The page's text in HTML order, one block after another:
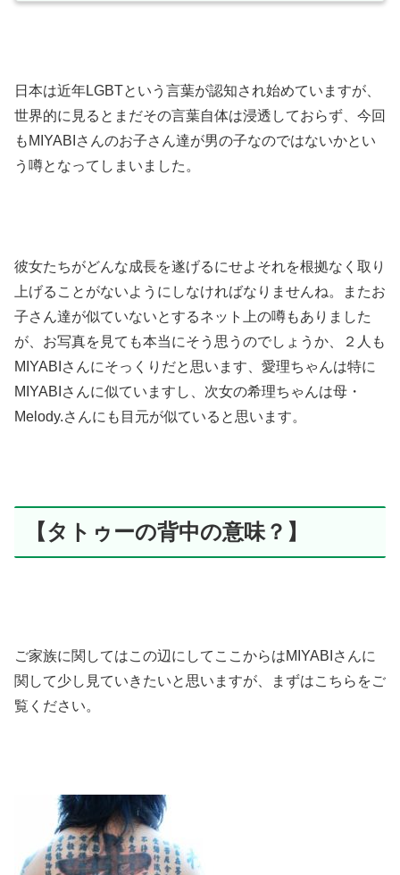
日本は近年LGBTという言葉が認知され始めていますが、
世界的に見るとまだその言葉自体は浸透しておらず、今回
もMIYABIさんのお子さん達が男の子なのではないかとい
う噂となってしまいました。
彼女たちがどんな成長を遂げるにせよそれを根拠なく取り
上げることがないようにしなければなりませんね。またお
子さん達が似ていないとするネット上の噂もありました
が、お写真を見ても本当にそう思うのでしょうか、２人も
MIYABIさんにそっくりだと思います、愛理ちゃんは特に
MIYABIさんに似ていますし、次女の希理ちゃんは母・
Melody.さんにも目元が似ていると思います。
【タトゥーの背中の意味？】
ご家族に関してはこの辺にしてここからはMIYABIさんに
関して少し見ていきたいと思いますが、まずはこちらをご
覧ください。